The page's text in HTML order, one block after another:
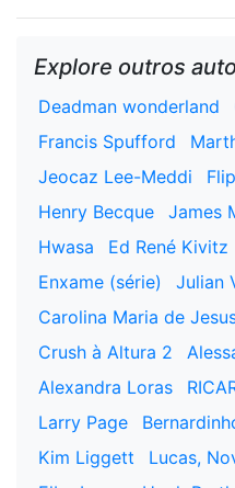
Explore outros
Deadman wonderland
Francis Spufford
Jeocaz Lee-Meddi
Henry Becque
James
Hwasa
Ed René Kivitz
Enxame (série)
Julian
Carolina Maria de
Crush à Altura 2
Alexandra Loras
Larry Page
Kim Liggett
Lucas,